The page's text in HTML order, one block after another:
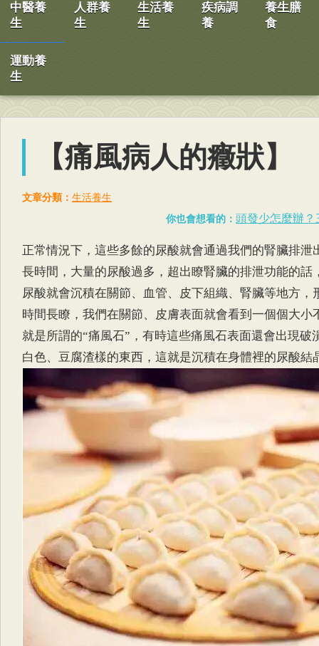
中醫養
生
人群養
生
生活養
生
疾病調
養
養生膳
食
運動養
生
【痛風病人的癥狀】
文章分類： 生活養生
你也會想看的： 頭發少怎麼辦
正常情況下，這些多餘的尿酸就會通過我們的腎臟排泄
長時間，大量的尿酸過多，超出瞭腎臟的排泄功能的話
尿酸就會沉積在關節、血管、皮下組織、腎臟等地方，
時間長瞭，我們在關節、皮膚表面就會看到一個個大小
就是所謂的“痛風石”，有時這些痛風石表面還會出現破
白色、豆腐渣樣的東西，這就是沉積在身體裡的尿酸結